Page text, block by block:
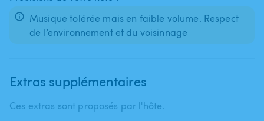
Musique tolérée mais en faible volume. Respect
de l’environnement et du voisinnage
Extras supplémentaires
Ces extras sont proposés par l'hôte.